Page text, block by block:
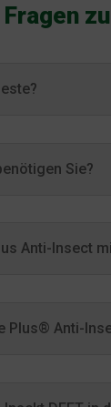
zu
Sie?
Anti-Insect
Plus® Anti-